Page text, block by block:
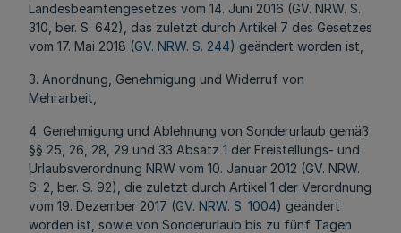
Landesbeamtengesetzes vom 14. Juni 2016 (GV. NRW. S.
310, ber. S. 642), das zuletzt durch Artikel 7 des Gesetzes
vom 17. Mai 2018 (GV. NRW. S. 244) geändert worden ist,
3. Anordnung, Genehmigung und Widerruf von
Mehrarbeit,
4. Genehmigung und Ablehnung von Sonderurlaub gemäß
§§ 25, 26, 28, 29 und 33 Absatz 1 der Freistellungs- und
Urlaubsverordnung NRW vom 10. Januar 2012 (GV. NRW.
S. 2, ber. S. 92), die zuletzt durch Artikel 1 der Verordnung
vom 19. Dezember 2017 (GV. NRW. S. 1004) geändert
worden ist, sowie von Sonderurlaub bis zu fünf Tagen